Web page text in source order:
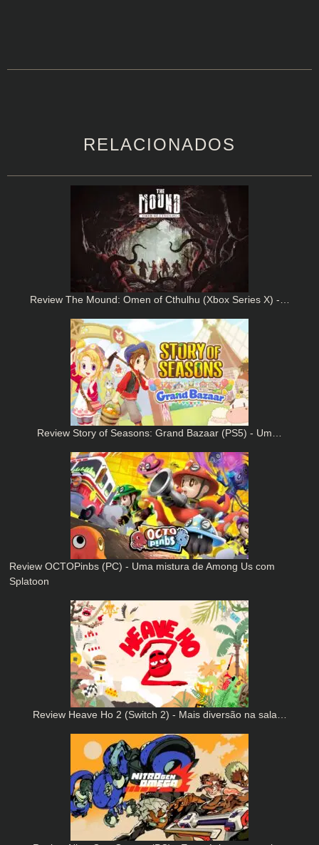
RELACIONADOS
Review The Mound: Omen of Cthulhu (Xbox Series X) -…
Review Story of Seasons: Grand Bazaar (PS5) - Um…
Review OCTOPinbs (PC) - Uma mistura de Among Us com
Splatoon
Review Heave Ho 2 (Switch 2) - Mais diversão na sala…